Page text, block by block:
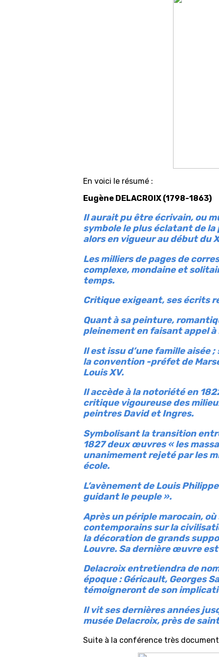
En voici le résumé :
Eugène DELACROIX (1798-1863)
Il aurait pu être écrivain, ou
symbole le plus éclatant de
alors en vigueur au début du
Les milliers de pages de
complexe, mondaine et
temps.
Critique exigeant, ses écrits
Quant à sa peinture,
pleinement en faisant appel
Il est issu d’une famille aisée
la convention -préfet de
Louis XV.
Il accède à la notoriété en
critique vigoureuse des
peintres David et Ingres.
Symbolisant la transition
1827 deux œuvres « les
unanimement rejeté par les
école.
L’avènement de Louis
guidant le peuple ».
Après un périple marocain,
contemporains sur la
la décoration de grands
Louvre. Sa dernière œuvre est
Delacroix entretiendra de
époque : Géricault, Georges
témoigneront de son
Il vit ses dernières années
musée Delacroix, près de
Suite à la conférence très